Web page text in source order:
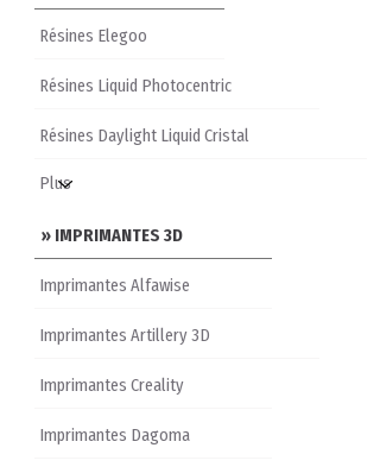
Résines Elegoo
Résines Liquid Photocentric
Résines Daylight Liquid Cristal
» IMPRIMANTES 3D
Imprimantes Alfawise
Imprimantes Artillery 3D
Imprimantes Creality
Imprimantes Dagoma